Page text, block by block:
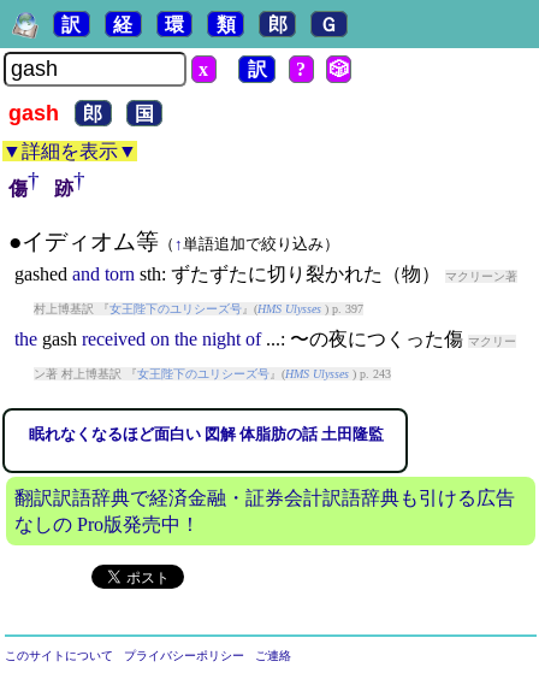
訳 経 環 類 郎 Ｇ
x 訳 ? 🎲
gash 郎
国
▼詳細を表示▼
傷† 跡†
●イディオム等（ ↑単語追加で絞り込み）
gashed and torn sth: ずたずたに切り裂かれた（物） マクリーン著
村上博基訳 『女王陛下のユリシーズ号』(HMS Ulysses) p. 397
the gash received on the night of...: 〜の夜につくった傷 マクリー
ン著 村上博基訳 『女王陛下のユリシーズ号』(HMS Ulysses) p. 243
眠れなくなるほど面白い 図解 体脂肪の話 土田隆監
翻訳訳語辞典で経済金融・証券会計訳語辞典も引ける広告
なしの Pro版発売中！
このサイトについて プライバシーポリシー
ご連絡